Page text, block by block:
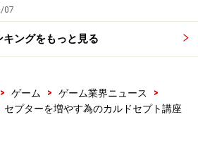
07
キングをもっと見る
> ゲーム > ゲーム業界ニュース
>
セプターを増やす為のカルドセプト講座